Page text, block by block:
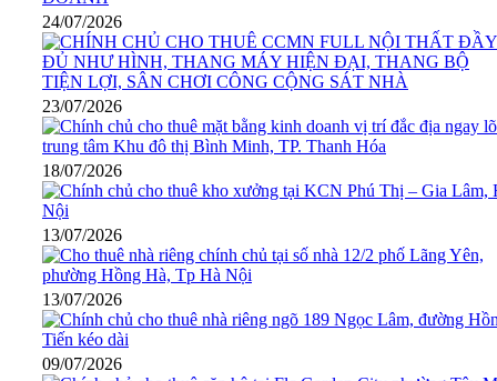
24/07/2026
23/07/2026
18/07/2026
13/07/2026
13/07/2026
09/07/2026